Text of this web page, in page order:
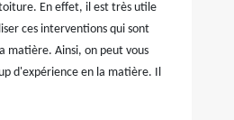
En effet, il est très utile
ces interventions qui sont
matière. Ainsi, on peut vous
d'expérience en la matière. Il